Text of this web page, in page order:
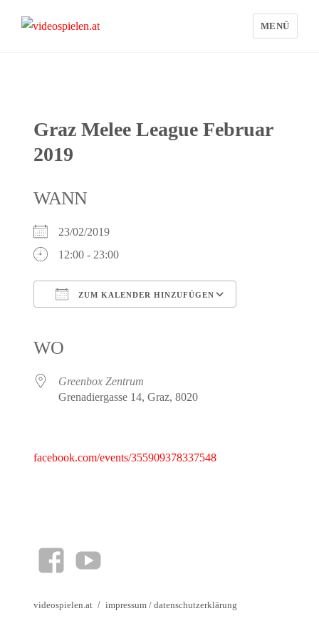
MENÜ
Graz Melee League Februar
2019
WANN
23/02/2019
12:00 - 23:00
ZUM KALENDER HINZUFÜGEN
WO
Greenbox Zentrum
Grenadiergasse 14, Graz, 8020
facebook.com/events/355909378337548
facebookYouTube
videospielen.at impressum /datenschutzerklärung